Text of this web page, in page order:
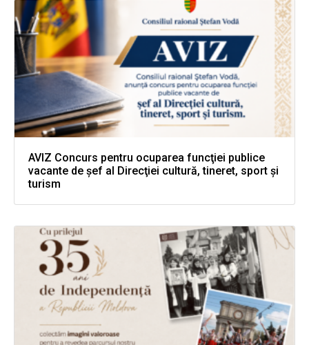
AVIZ Concurs pentru ocuparea funcţiei publice
vacante de şef al Direcţiei cultură, tineret, sport şi
turism